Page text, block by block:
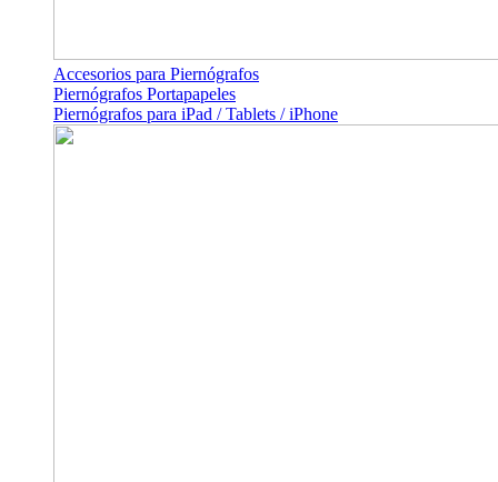
Accesorios para Piernógrafos
Piernógrafos Portapapeles
Piernógrafos para iPad / Tablets / iPhone